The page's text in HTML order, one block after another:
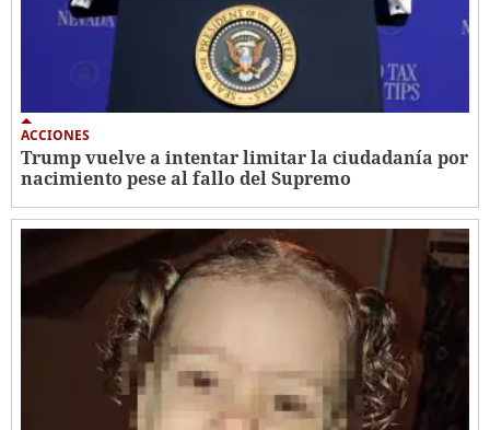
ACCIONES
Trump vuelve a intentar limitar la ciudadanía por
nacimiento pese al fallo del Supremo